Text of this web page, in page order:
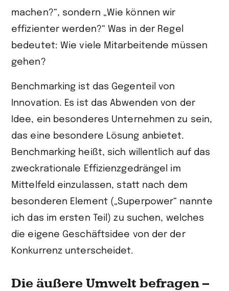
machen?“, sondern „Wie können wir
effizienter werden?“ Was in der Regel
bedeutet: Wie viele Mitarbeitende müssen
gehen?
Benchmarking ist das Gegenteil von
Innovation. Es ist das Abwenden von der
Idee, ein besonderes Unternehmen zu sein,
das eine besondere Lösung anbietet.
Benchmarking heißt, sich willentlich auf das
zweckrationale Effizienzgedrängel im
Mittelfeld einzulassen, statt nach dem
besonderen Element („Superpower“ nannte
ich das im ersten Teil) zu suchen, welches
die eigene Geschäftsidee von der der
Konkurrenz unterscheidet.
Die äußere Umwelt befragen –